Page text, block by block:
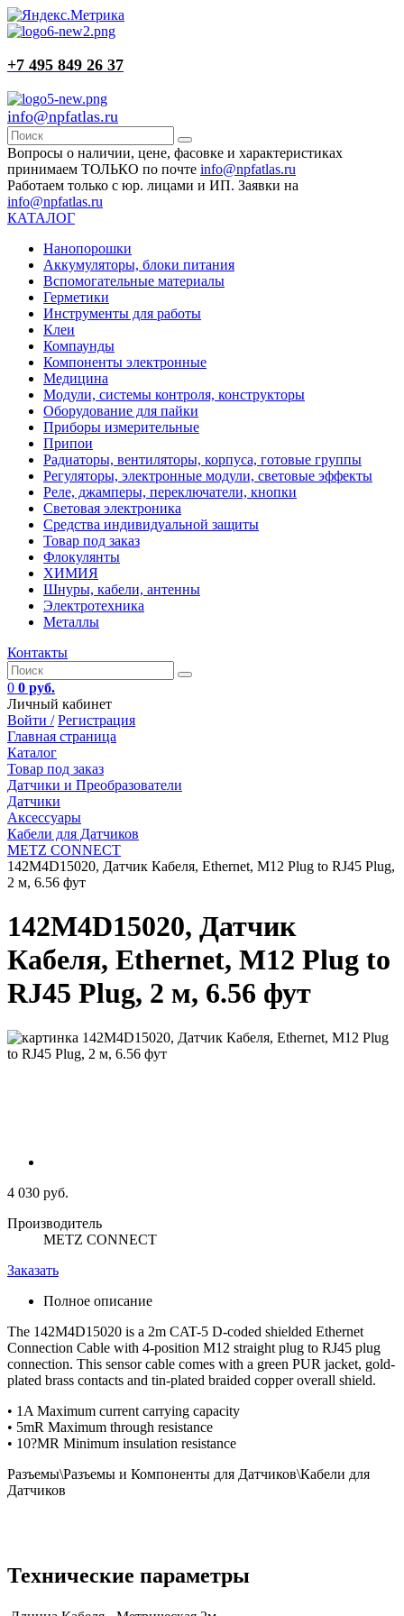
+7 495 849 26 37
info@npfatlas.ru
Вопросы о наличии, цене, фасовке и характеристиках
принимаем ТОЛЬКО по почте info@npfatlas.ru
Работаем только с юр. лицами и ИП. Заявки на
info@npfatlas.ru
КАТАЛОГ
Нанопорошки
Аккумуляторы, блоки питания
Вспомогательные материалы
Герметики
Инструменты для работы
Клеи
Компаунды
Компоненты электронные
Медицина
Модули, системы контроля, конструкторы
Оборудование для пайки
Приборы измерительные
Припои
Радиаторы, вентиляторы, корпуса, готовые группы
Регуляторы, электронные модули, световые эффекты
Реле, джамперы, переключатели, кнопки
Световая электроника
Средства индивидуальной защиты
Товар под заказ
Флокулянты
ХИМИЯ
Шнуры, кабели, антенны
Электротехника
Металлы
Контакты
0 0 руб.
Личный кабинет
Войти / Регистрация
Главная страница
Каталог
Товар под заказ
Датчики и Преобразователи
Датчики
Аксессуары
Кабели для Датчиков
METZ CONNECT
142M4D15020, Датчик Кабеля, Ethernet, M12 Plug to RJ45 Plug,
2 м, 6.56 фут
142M4D15020, Датчик
Кабеля, Ethernet, M12 Plug to
RJ45 Plug, 2 м, 6.56 фут
4 030 руб.
Производитель
METZ CONNECT
Заказать
Полное описание
The 142M4D15020 is a 2m CAT-5 D-coded shielded Ethernet
Connection Cable with 4-position M12 straight plug to RJ45 plug
connection. This sensor cable comes with a green PUR jacket, gold-
plated brass contacts and tin-plated braided copper overall shield.
• 1A Maximum current carrying capacity
• 5mR Maximum through resistance
• 10?MR Minimum insulation resistance
Разъемы\Разъемы и Компоненты для Датчиков\Кабели для
Датчиков
Технические параметры